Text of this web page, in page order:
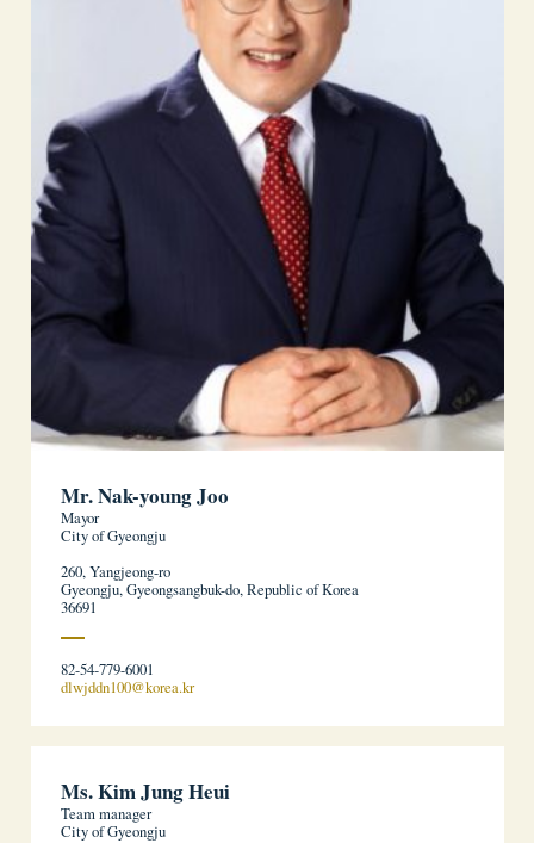
Mr. Nak-young Joo
Mayor
City of Gyeongju
260, Yangjeong-ro
Gyeongju, Gyeongsangbuk-do, Republic of Korea
36691
82-54-779-6001
dlwjddn100@korea.kr
Ms. Kim Jung Heui
Team manager
City of Gyeongju